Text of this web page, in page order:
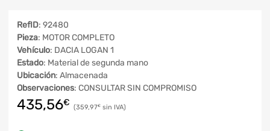
RefID: 92480
Pieza: MOTOR COMPLETO
Vehículo: DACIA LOGAN 1
Estado: Material de segunda mano
Ubicación: Almacenada
Observaciones: CONSULTAR SIN COMPROMISO
435,56€ 359,97€